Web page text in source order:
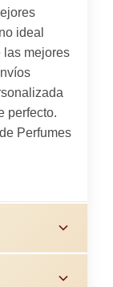
ideal
las mejores
perfecto.
Perfumes